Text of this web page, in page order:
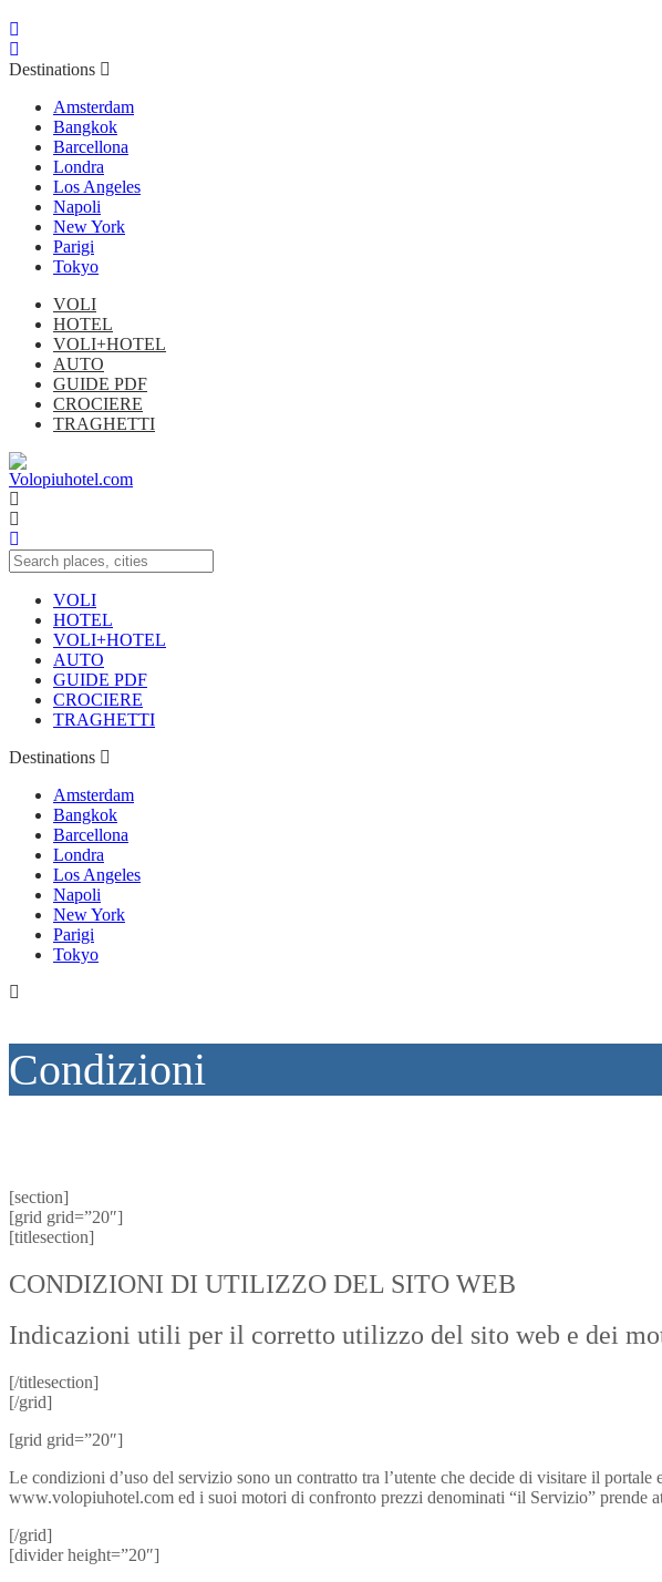
Destinations
Amsterdam
Bangkok
Barcellona
Londra
Los Angeles
Napoli
New York
Parigi
Tokyo
VOLI
HOTEL
VOLI+HOTEL
AUTO
GUIDE PDF
CROCIERE
TRAGHETTI
VOLI
HOTEL
VOLI+HOTEL
AUTO
GUIDE PDF
CROCIERE
TRAGHETTI
Destinations
Amsterdam
Bangkok
Barcellona
Londra
Los Angeles
Napoli
New York
Parigi
Tokyo
Condizioni
[section]
[grid grid=”20″]
[titlesection]
CONDIZIONI DI UTILIZZO DEL SITO WEB
Indicazioni utili per il corretto utilizzo del sito web e dei
[/titlesection]
[/grid]
[grid grid=”20″]
Le condizioni d’uso del servizio sono un contratto tra l’utente che decide di visitare il
www.volopiuhotel.com ed i suoi motori di confronto prezzi denominati “il Servizio” prende
[/grid]
[divider height=”20″]